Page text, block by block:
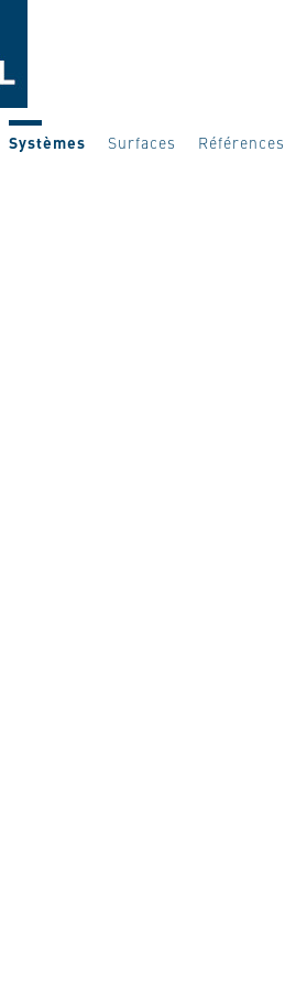
Systèmes Surfaces Références